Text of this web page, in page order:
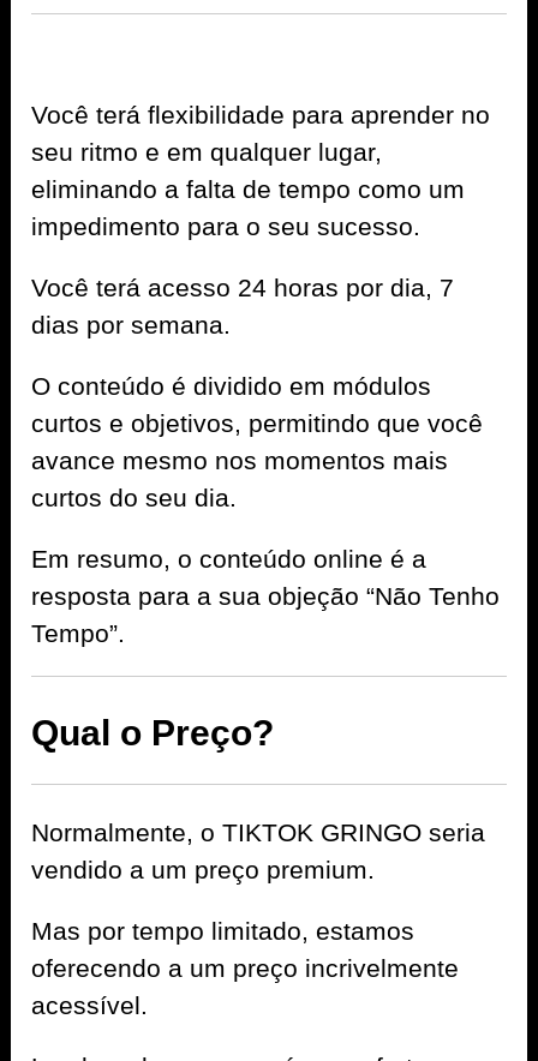
Você terá flexibilidade para aprender no
seu ritmo e em qualquer lugar,
eliminando a falta de tempo como um
impedimento para o seu sucesso.
Você terá acesso 24 horas por dia, 7
dias por semana.
O conteúdo é dividido em módulos
curtos e objetivos, permitindo que você
avance mesmo nos momentos mais
curtos do seu dia.
Em resumo, o conteúdo online é a
resposta para a sua objeção “Não Tenho
Tempo”.
Qual o Preço?
Normalmente, o TIKTOK GRINGO seria
vendido a um preço premium.
Mas por tempo limitado, estamos
oferecendo a um preço incrivelmente
acessível.